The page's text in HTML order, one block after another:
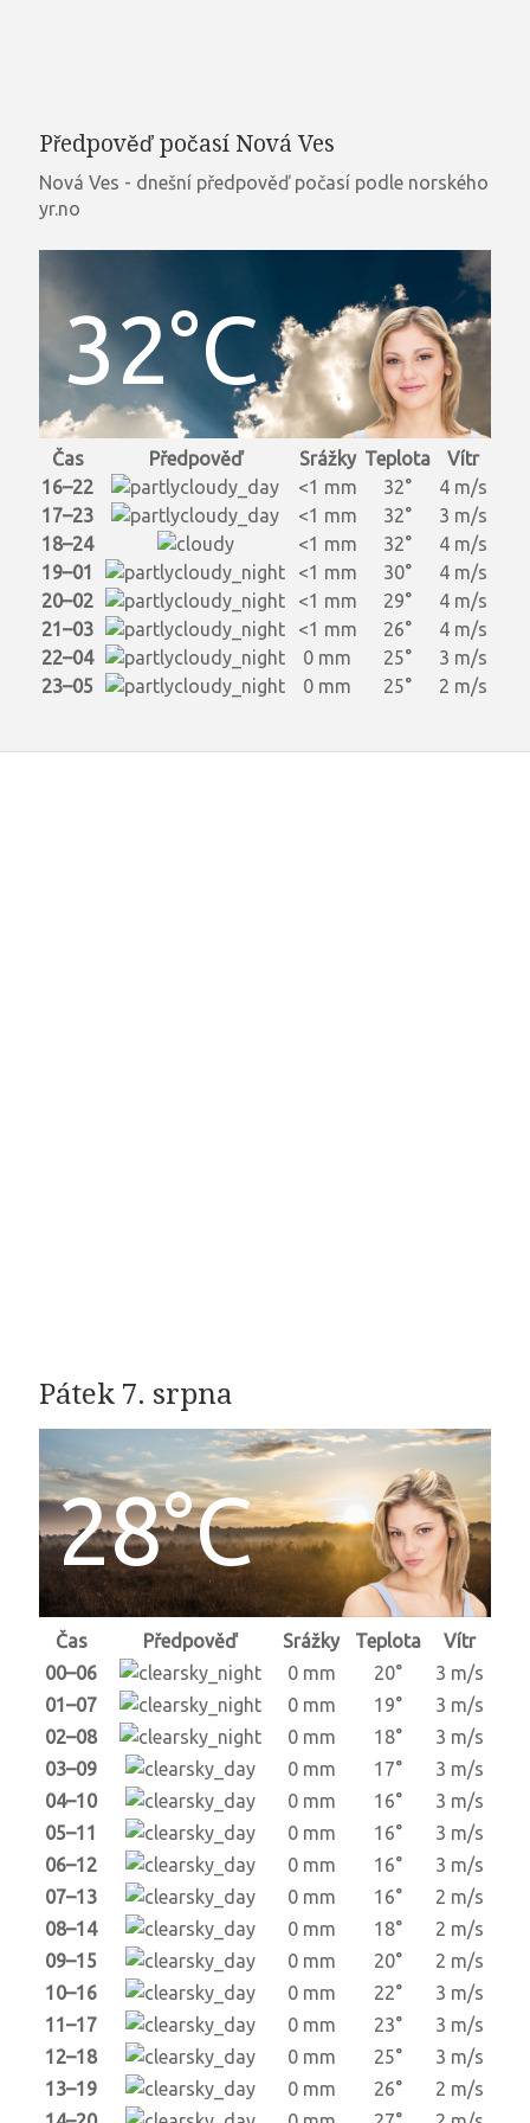
Předpověď počasí Nová Ves
Nová Ves - dnešní předpověď počasí podle norského
yr.no
32°C
Čas Předpověď Srážky Teplota
Vítr
16–22
<1 mm 32°
4 m/s
17–23
<1 mm 32°
3 m/s
18–24
<1 mm 32°
4 m/s
19–01
<1 mm 30°
4 m/s
20–02
<1 mm 29°
4 m/s
21–03
<1 mm 26°
4 m/s
22–04
0 mm 25°
3 m/s
23–05
0 mm 25° 2 m/s
Pátek 7. srpna
28°C
Čas Předpověď Srážky Teplota
Vítr
00–06
0 mm 20°
3 m/s
01–07
0 mm 19°
3 m/s
02–08
0 mm 18°
3 m/s
03–09
0 mm 17°
3 m/s
04–10
0 mm 16°
3 m/s
05–11
0 mm 16°
3 m/s
06–12
0 mm 16°
3 m/s
07–13
0 mm 16°
2 m/s
08–14
0 mm 18°
2 m/s
09–15
0 mm 20°
2 m/s
10–16
0 mm 22°
3 m/s
11–17
0 mm 23°
3 m/s
12–18
0 mm 25°
3 m/s
13–19
0 mm 26°
2 m/s